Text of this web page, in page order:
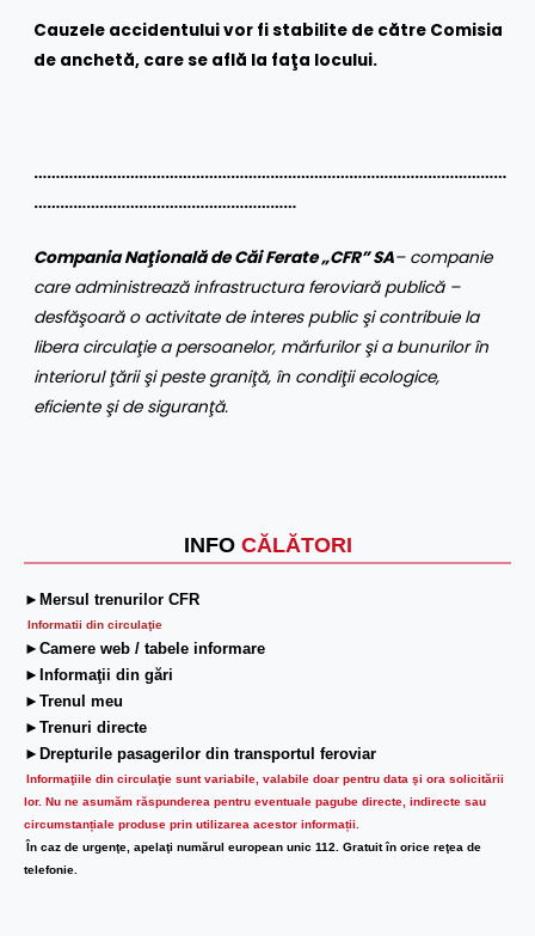
INFO CĂLĂTORI
►Mersul trenurilor CFR
Informatii din circulaţie
►Camere web / tabele informare
►Informaţii din gări
►Trenul meu
►Trenuri directe
►Drepturile pasagerilor din transportul feroviar
Informaţiile din circulaţie sunt variabile, valabile doar pentru data şi ora solicitării
lor. Nu ne asumăm răspunderea pentru eventuale pagube directe, indirecte sau
circumstanțiale produse prin utilizarea acestor informații.
În caz de urgenţe, apelaţi numărul european unic 112. Gratuit în orice reţea de
telefonie.
Cauzele accidentului vor fi stabilite de către Comisia
de anchetă, care se află la faţa locului.
………………………………………………………………………………………………
……………………………………………………
Compania Naţională de Căi Ferate „CFR” SA– companie
care administrează infrastructura feroviară publică –
desfăşoară o activitate de interes public şi contribuie la
libera circulaţie a persoanelor, mărfurilor şi a bunurilor în
interiorul ţării şi peste graniţă, în condiţii ecologice,
eficiente şi de siguranţă.